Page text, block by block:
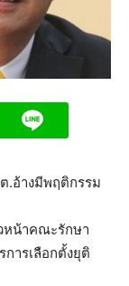
.อ้างมีพฤติกรรม
หน้าคณะรักษา
ารเลือกตั้งยุติ